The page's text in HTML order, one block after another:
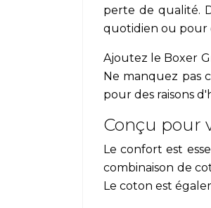
perte de qualité.
quotidien ou pour
Ajoutez le Boxer
Ne manquez pas
pour des raisons
Conçu pour
Le confort est
combinaison de
Le coton est